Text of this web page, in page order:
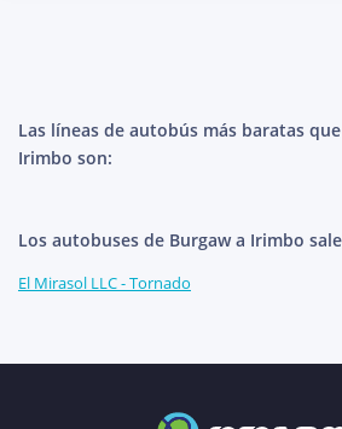
Las líneas de autobús más baratas
Irimbo son:
Los autobuses de Burgaw a Irimbo
El Mirasol LLC - Tornado